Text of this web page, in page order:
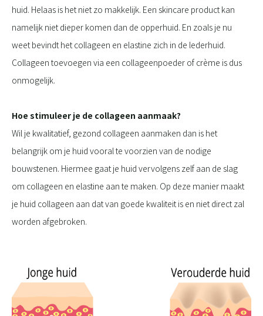
huid. Helaas is het niet zo makkelijk. Een skincare product kan
namelijk niet dieper komen dan de opperhuid. En zoals je nu
weet bevindt het collageen en elastine zich in de lederhuid.
Collageen toevoegen via een collageenpoeder of crème is dus
onmogelijk.
Hoe stimuleer je de collageen aanmaak?
Wil je kwalitatief, gezond collageen aanmaken dan is het
belangrijk om je huid vooral te voorzien van de nodige
bouwstenen. Hiermee gaat je huid vervolgens zelf aan de slag
om collageen en elastine aan te maken. Op deze manier maakt
je huid collageen aan dat van goede kwaliteit is en niet direct zal
worden afgebroken.